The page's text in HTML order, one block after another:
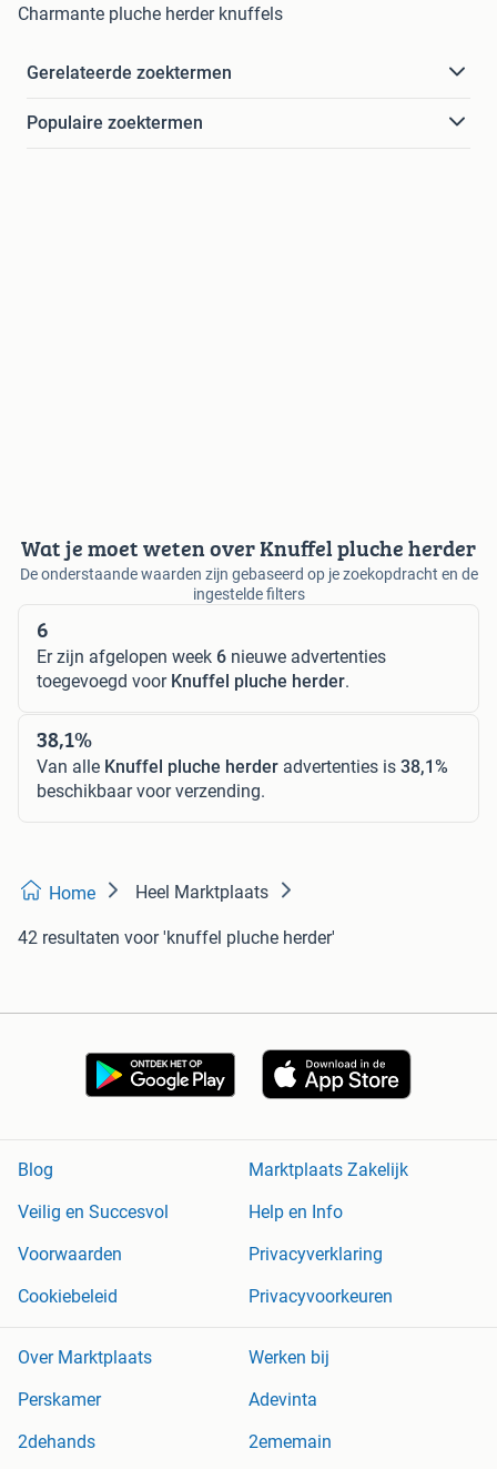
Charmante pluche herder knuffels
Gerelateerde zoektermen
Populaire zoektermen
Wat je moet weten over Knuffel pluche herder
De onderstaande waarden zijn gebaseerd op je zoekopdracht en de
ingestelde filters
6
Er zijn afgelopen week 6 nieuwe advertenties
toegevoegd voor Knuffel pluche herder.
38,1%
Van alle Knuffel pluche herder advertenties is 38,1%
beschikbaar voor verzending.
Home Heel Marktplaats
42 resultaten voor 'knuffel pluche herder'
Blog
Marktplaats Zakelijk
Veilig en Succesvol
Help en Info
Voorwaarden
Privacyverklaring
Cookiebeleid
Privacyvoorkeuren
Over Marktplaats
Werken bij
Perskamer
Adevinta
2dehands
2ememain